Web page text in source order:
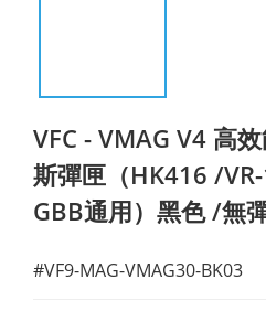
VFC - VMAG V4 高
斯彈匣（HK416 /
GBB通用）黑色 /無
#VF9-MAG-VMAG30-BK03